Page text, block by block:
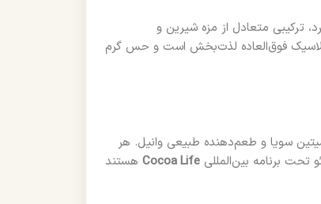
ترکیبی متعادل از مزه شیرین و
فوق‌العاده لذت‌بخش است و حس گرم
سویا و طعم‌دهنده طبیعی وانیل. هر
Cocoa Life هستند